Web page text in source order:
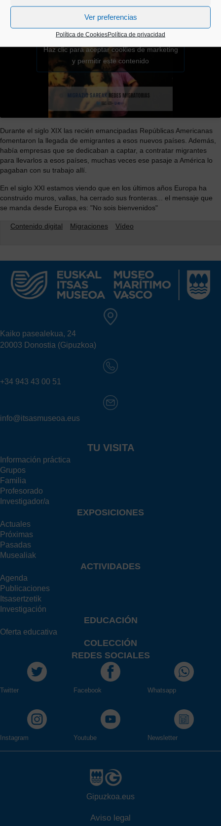
Ver preferencias
Política de CookiesPolítica de privacidad
Haz clic para aceptar cookies de marketing
y permitir este contenido
Durante el siglo XIX las recién emancipadas Repúblicas Americanas
fomentaron la llegada de emigrantes a esos nuevos países. Además,
había empresas que se dedicaban a captar, a contratar migrantes
para llevarlos a esos países, muchas veces ese pasaje a América lo
pagaban con su trabajo allí.
En el siglo XXI estamos viendo que en los últimos años Europa ha
construido muros, vallas, ha cerrado sus fronteras... el mensaje que
se manda desde Europa es: "No sois bienvenidos"
Contenido digital Migraciones Vídeo
Kaiko pasealekua, 24
20003 Donostia (Gipuzkoa)
+34 943 43 00 51
info@itsasmuseoa.eus
TU VISITA
Información práctica
Grupos
Familia
Profesorado
Investigador/a
EXPOSICIONES
Actuales
Próximas
Pasadas
Musealiak
ACTIVIDADES
Agenda
Publicaciones
Itsasertzetik
Investigación
EDUCACIÓN
Oferta educativa
COLECCIÓN
REDES SOCIALES
Twitter Facebook Whatsapp
Instagram Youtube Newsletter
Gipuzkoa.eus
Aviso legal